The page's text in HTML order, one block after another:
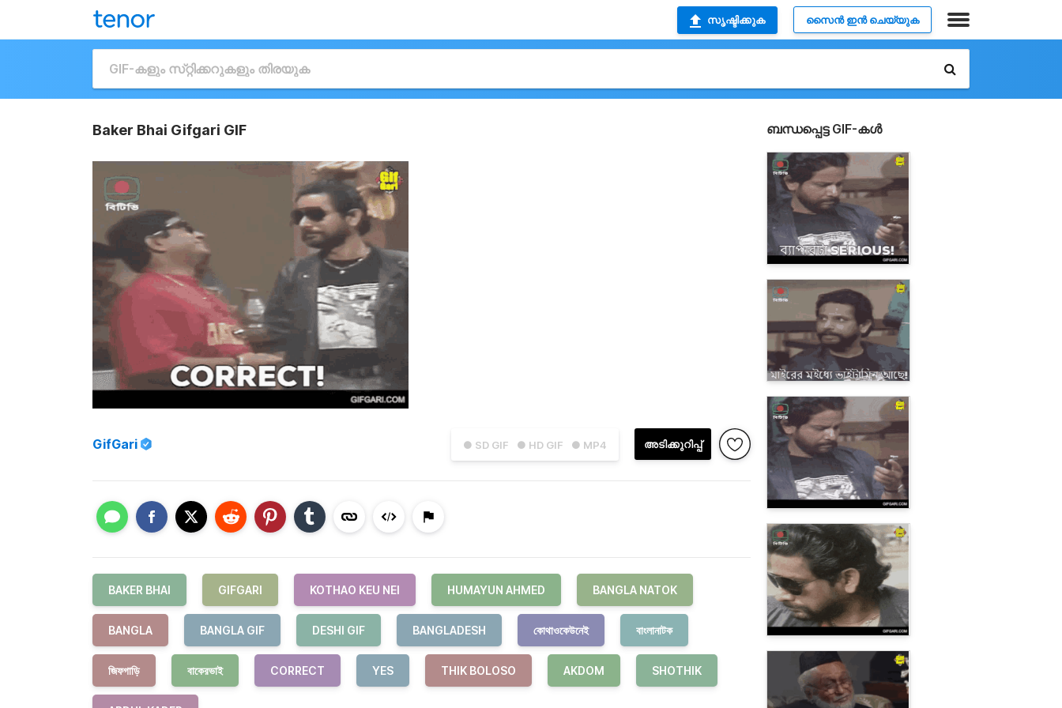
സൃഷ്ടിക്കുക സൈൻ ഇൻ ചെയ്യുക
Baker Bhai Gifgari GIF
● SD GIF ● HD GIF ● MP4 അടിക്കുറിപ്പ്
GifGari
BAKER BHAI GIFGARI KOTHAO KEU NEI HUMAYUN AHMED BANGLA NATOK
BANGLA BANGLA GIF DESHI GIF BANGLADESH কোথাওকেউনেই বাংলানাটক
জিফগাড়ি বাকেরভাই CORRECT YES THIK BOLOSO AKDOM SHOTHIK
ബന്ധപ്പെട്ട GIF-കൾ